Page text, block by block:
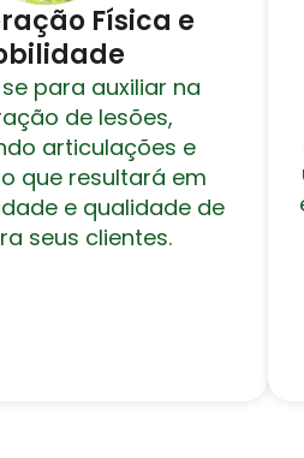
Física e
para auxiliar na
de lesões,
articulações e
que resultará em
e qualidade de
seus clientes.